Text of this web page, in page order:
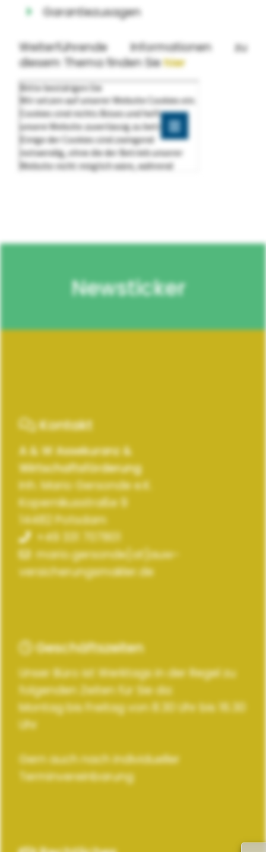
Garantiezusagen
Weiterführende Informationen zu
diesem Thema finden Siehier
Newsticker
Kontakt
A & W Assekuranz &
Wirtschaftsförderung
Inh. Mario Gersonde e.K.
Kopernikusstraße 9
14482 Potsdam
+49 331 707801
mario.gersonde[at]auw-
versicherungsmakler.de
Geschäftszeiten
Unser Büro ist Werktags in der Regel zu
folgenden Zeiten für Sie da:
Montag bis Freitag von 8.30 Uhr bis 16.30
Uhr
Gern auch nach individueller
Terminvereinbarung